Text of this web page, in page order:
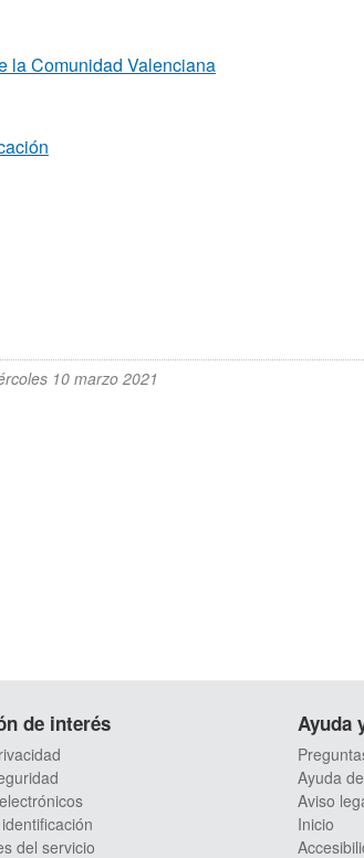
la Comunidad Valenciana
10 marzo 2021
de interés
del servicio
Ayuda
Ayuda
Aviso
Inicio